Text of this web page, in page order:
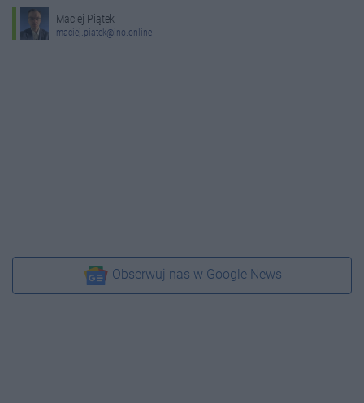
Maciej Piątek
maciej.piatek@ino.online
Obserwuj nas w Google News